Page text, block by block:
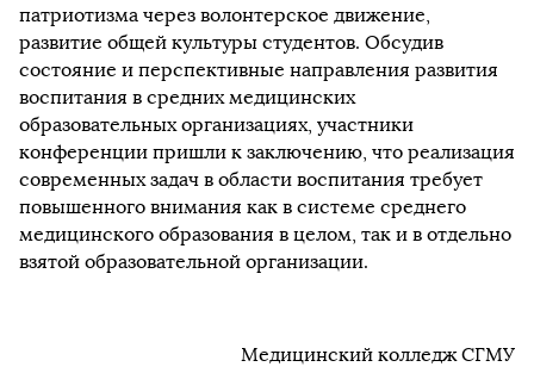
патриотизма через волонтерское движение,
развитие общей культуры студентов. Обсудив
состояние и перспективные направления развития
воспитания в средних медицинских
образовательных организациях, участники
конференции пришли к заключению, что реализация
современных задач в области воспитания требует
повышенного внимания как в системе среднего
медицинского образования в целом, так и в отдельно
взятой образовательной организации.
Медицинский колледж СГМУ